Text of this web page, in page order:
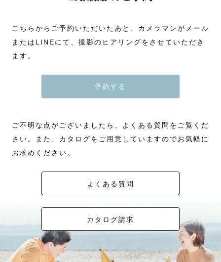
こちらからご予約いただいたあと、カメラマンがメール
またはLINEにて、撮影のヒアリングをさせていただき
ます。
予約する
ご不明な点がございましたら、よくある質問をご覧くだ
さい。また、カタログをご用意していますのでお気軽に
お求めください。
よくある質問
カタログ請求